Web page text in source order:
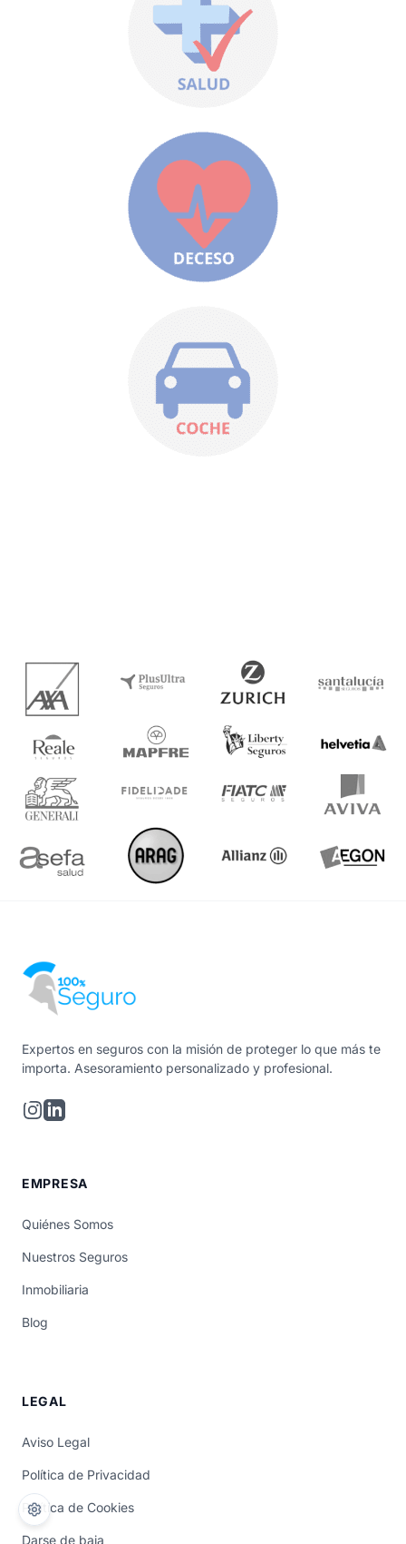
Expertos en seguros con la misión de proteger lo que más te
importa. Asesoramiento personalizado y profesional.
EMPRESA
Quiénes Somos
Nuestros Seguros
Inmobiliaria
Blog
LEGAL
Aviso Legal
Política de Privacidad
Política de Cookies
Darse de baja